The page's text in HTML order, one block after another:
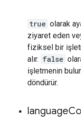
true olarak
ziyaret eden
fiziksel bir
alır. false
işletmenin
döndürür.
language